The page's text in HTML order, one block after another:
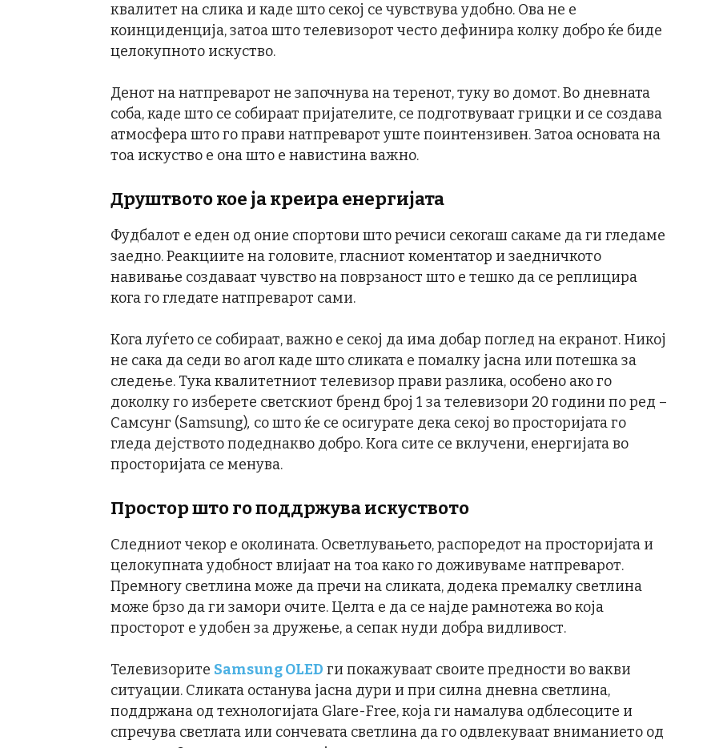
квалитет на слика и каде што секој се чувствува удобно. Ова не е
коинциденција, затоа што телевизорот често дефинира колку добро ќе биде
целокупното искуство.
Денот на натпреварот не започнува на теренот, туку во домот. Во дневната
соба, каде што се собираат пријателите, се подготвуваат грицки и се создава
атмосфера што го прави натпреварот уште поинтензивен. Затоа основата на
тоа искуство е она што е навистина важно.
Друштвото кое ја креира енергијата
Фудбалот е еден од оние спортови што речиси секогаш сакаме да ги гледаме
заедно. Реакциите на головите, гласниот коментатор и заедничкото
навивање создаваат чувство на поврзаност што е тешко да се реплицира
кога го гледате натпреварот сами.
Кога луѓето се собираат, важно е секој да има добар поглед на екранот. Никој
не сака да седи во агол каде што сликата е помалку јасна или потешка за
следење. Тука квалитетниот телевизор прави разлика, особено ако го
доколку го изберете светскиот бренд број 1 за телевизори 20 години по ред –
Самсунг (Samsung), со што ќе се осигурате дека секој во просторијата го
гледа дејството подеднакво добро. Кога сите се вклучени, енергијата во
просторијата се менува.
Простор што го поддржува искуството
Следниот чекор е околината. Осветлувањето, распоредот на просторијата и
целокупната удобност влијаат на тоа како го доживуваме натпреварот.
Премногу светлина може да пречи на сликата, додека премалку светлина
може брзо да ги замори очите. Целта е да се најде рамнотежа во која
просторот е удобен за дружење, а сепак нуди добра видливост.
Телевизорите Samsung OLED ги покажуваат своите предности во вакви
ситуации. Сликата останува јасна дури и при силна дневна светлина,
поддржана од технологијата Glare-Free, која ги намалува одблесоците и
спречува светлата или сончевата светлина да го одвлекуваат вниманието од